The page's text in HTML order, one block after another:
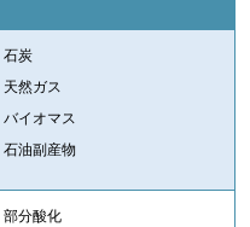
石炭
天然ガス
バイオマス
石油副産物
部分酸化